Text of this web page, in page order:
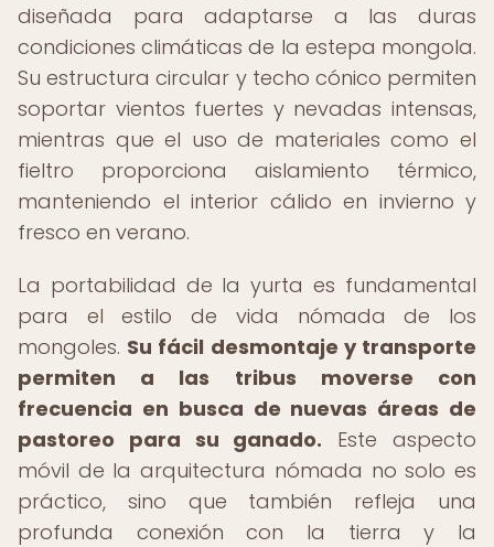
diseñada para adaptarse a las duras
condiciones climáticas de la estepa mongola.
Su estructura circular y techo cónico permiten
soportar vientos fuertes y nevadas intensas,
mientras que el uso de materiales como el
fieltro proporciona aislamiento térmico,
manteniendo el interior cálido en invierno y
fresco en verano.
La portabilidad de la yurta es fundamental
para el estilo de vida nómada de los
mongoles. Su fácil desmontaje y transporte
permiten a las tribus moverse con
frecuencia en busca de nuevas áreas de
pastoreo para su ganado. Este aspecto
móvil de la arquitectura nómada no solo es
práctico, sino que también refleja una
profunda conexión con la tierra y la